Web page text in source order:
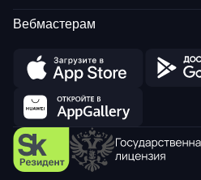
Вебмастерам